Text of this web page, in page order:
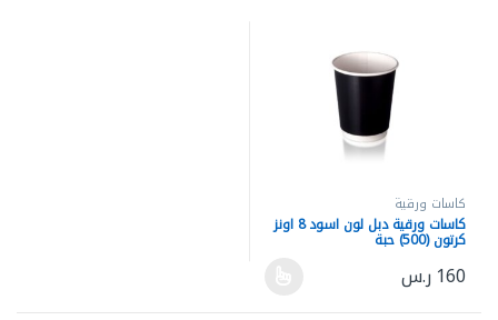
كاسات ورقية
كاسات ورقية دبل لون اسود 8 اونز
كرتون (500) حبة
160 ر.س
هناك العديد من الأشكال المختلفة لهذا المنتج. يمكن اختيار